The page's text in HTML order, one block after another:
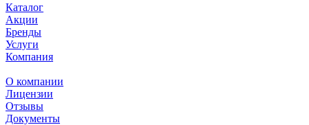
Каталог
Акции
Бренды
Услуги
Компания
О компании
Лицензии
Отзывы
Документы